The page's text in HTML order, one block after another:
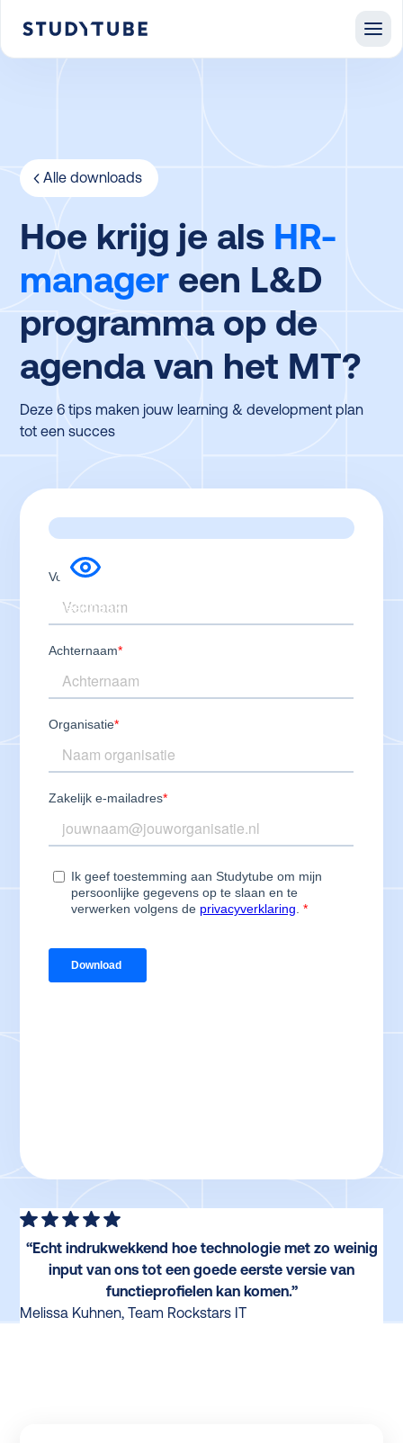
Alle downloads
Hoe krijg je als HR-
manager een L&D
programma op de
agenda van het MT?
Deze 6 tips maken jouw learning & development plan
tot een succes
Sneakpeak
“Echt indrukwekkend hoe technologie met zo weinig
input van ons tot een goede eerste versie van
functieprofielen kan komen.”
Melissa Kuhnen, Team Rockstars IT